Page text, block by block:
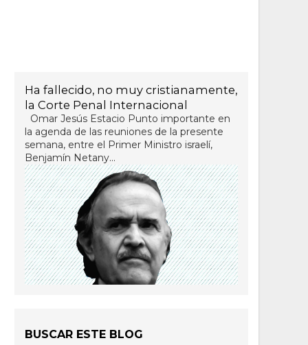
Ha fallecido, no muy cristianamente,
la Corte Penal Internacional
Omar Jesús Estacio Punto importante en
la agenda de las reuniones de la presente
semana, entre el Primer Ministro israelí,
Benjamín Netany...
BUSCAR ESTE BLOG